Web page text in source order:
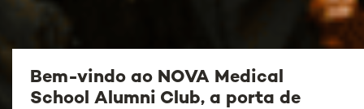
Bem-vindo ao NOVA Medical
School Alumni Club, a porta de